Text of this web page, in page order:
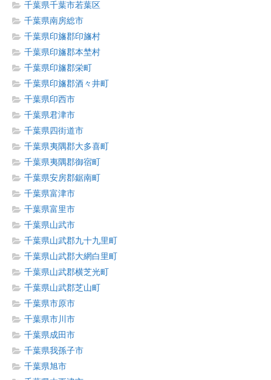
千葉県千葉市若葉区
千葉県南房総市
千葉県印旛郡印旛村
千葉県印旛郡本埜村
千葉県印旛郡栄町
千葉県印旛郡酒々井町
千葉県印西市
千葉県君津市
千葉県四街道市
千葉県夷隅郡大多喜町
千葉県夷隅郡御宿町
千葉県安房郡鋸南町
千葉県富津市
千葉県富里市
千葉県山武市
千葉県山武郡九十九里町
千葉県山武郡大網白里町
千葉県山武郡横芝光町
千葉県山武郡芝山町
千葉県市原市
千葉県市川市
千葉県成田市
千葉県我孫子市
千葉県旭市